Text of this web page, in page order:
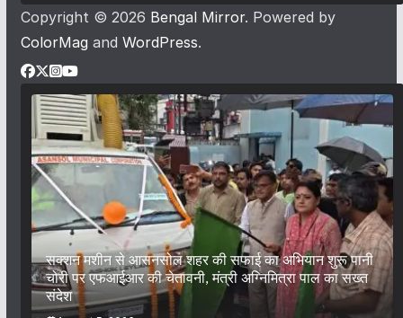
Copyright © 2026 Bengal Mirror. Powered by
ColorMag and WordPress.
सक्शन मशीन से आसनसोल शहर की सफाई का अभियान शुरू पानी
चोरी पर एफआईआर की चेतावनी, मंत्री अग्निमित्रा पाल का सख्त
संदेश